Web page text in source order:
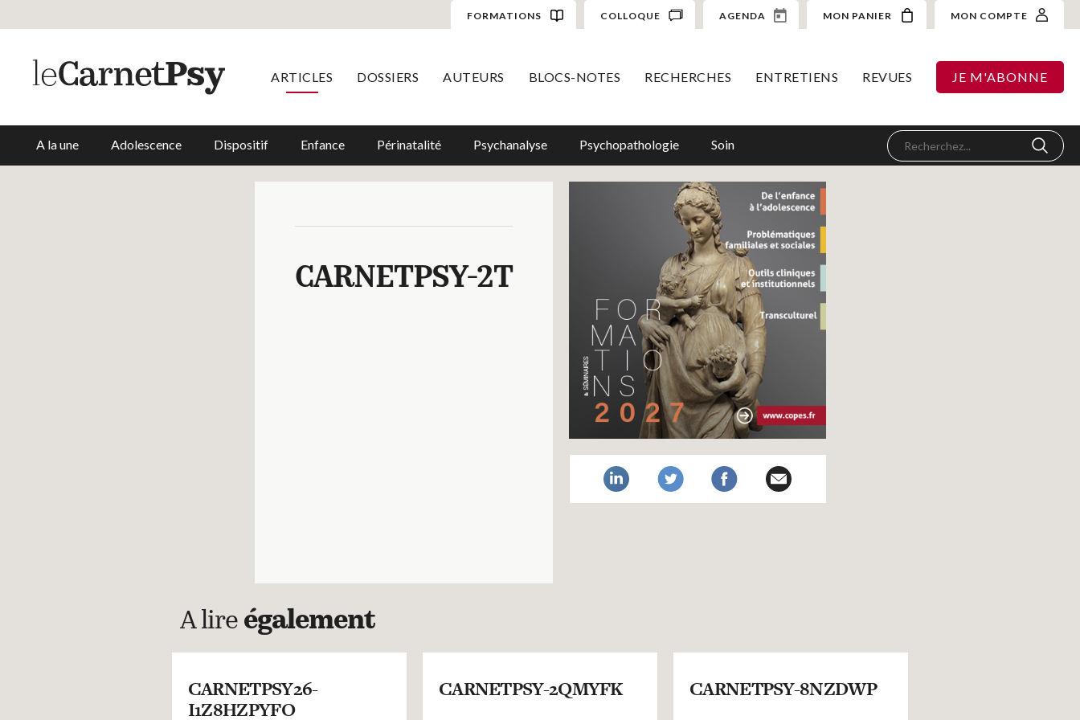
FORMATIONS COLLOQUE AGENDA MON PANIER MON COMPTE
ARTICLES DOSSIERS AUTEURS BLOCS-NOTES RECHERCHES ENTRETIENS REVUES JE M'ABONNE
A la une Adolescence Dispositif Enfance Périnatalité Psychanalyse Psychopathologie Soin
CARNETPSY-2T
A lire également
CARNETPSY26-
I1Z8HZPYFO
CARNETPSY-2QMYFK CARNETPSY-8NZDWP